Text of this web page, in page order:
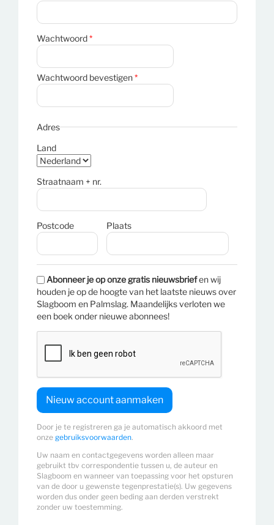
Wachtwoord*
Wachtwoord bevestigen*
Adres
Land
Straatnaam + nr.
Postcode Plaats
Abonneer je op onze gratis nieuwsbriefen wij
houden je op de hoogte van het laatste nieuws over
Slagboom en Palmslag. Maandelijks verloten we
een boek onder nieuwe abonnees!
Door je te registreren ga je automatisch akkoord met
onze gebruiksvoorwaarden.
Uw naam en contactgegevens worden alleen maar
gebruikt tbv correspondentie tussen u, de auteur en
Slagboom en wanneer van toepassing voor het opsturen
van de door u gewenste tegenprestatie(s). Uw gegevens
worden dus onder geen beding aan derden verstrekt
zonder uw toestemming.